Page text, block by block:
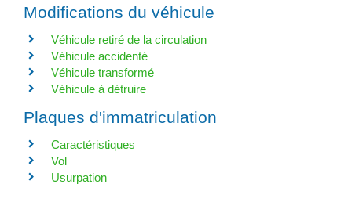
Modifications du véhicule
Véhicule retiré de la circulation
Véhicule accidenté
Véhicule transformé
Véhicule à détruire
Plaques d'immatriculation
Caractéristiques
Vol
Usurpation